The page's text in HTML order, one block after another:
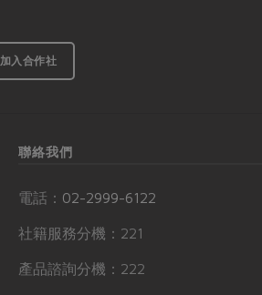
加入合作社
聯絡我們
電話： 02-2999-6122
社籍服務分機：221
產品諮詢分機：222